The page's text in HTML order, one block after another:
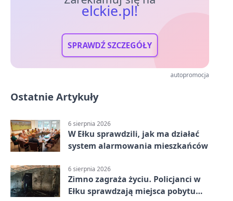
elckie.pl!
SPRAWDŹ SZCZEGÓŁY
autopromocja
Ostatnie Artykuły
6 sierpnia 2026
W Ełku sprawdzili, jak ma działać
system alarmowania mieszkańców
6 sierpnia 2026
Zimno zagraża życiu. Policjanci w
Ełku sprawdzają miejsca pobytu